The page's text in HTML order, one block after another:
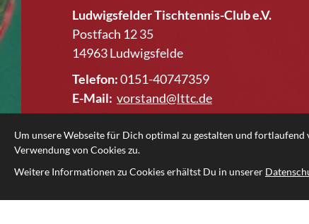
Ludwigsfelder Tischtennis-Club e.V.
Postfach 12 35
14963 Ludwigsfelde
Telefon:0151-40747359
E-Mail: vorstand@lttc.de
Um unsere Webseite für Dich optimal zu gestalten und
Verwendung von Cookies zu.
Weitere Informationen zu Cookies erhältst Du in unserer